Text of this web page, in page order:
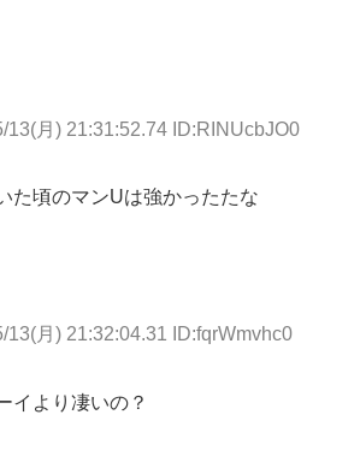
13(月) 21:31:52.74 ID:RINUcbJO0
た頃のマンUは強かったたな
13(月) 21:32:04.31 ID:fqrWmvhc0
イより凄いの？